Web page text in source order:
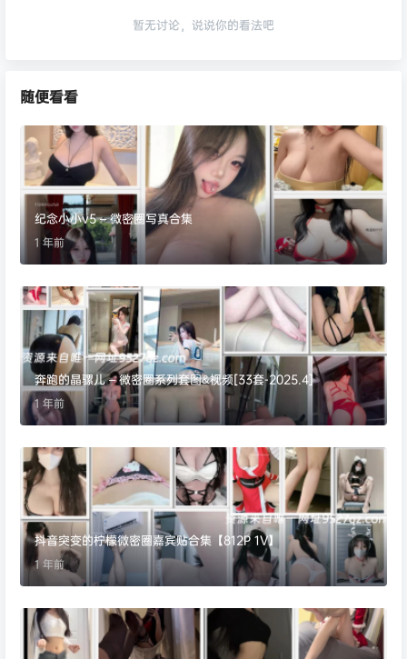
暂无讨论，说说你的看法吧
随便看看
纪念小小v5 – 微密圈写真合集
1 年前
奔跑的晶骡儿 – 微密圈系列套图&视频[33套-2025.4]
1 年前
抖音突变的柠檬微密圈嘉宾贴合集【812P 1V】
1 年前